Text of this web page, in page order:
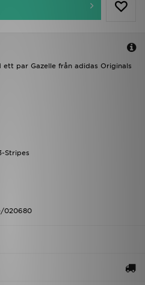
par Gazelle från adidas Originals
Stripes
020680